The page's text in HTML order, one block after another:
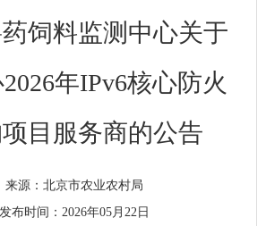
饲料监测中心关于
年IPv6核心防火
目服务商的公告
来源： 北京市农业农村局
发布时间：2026年05月22日